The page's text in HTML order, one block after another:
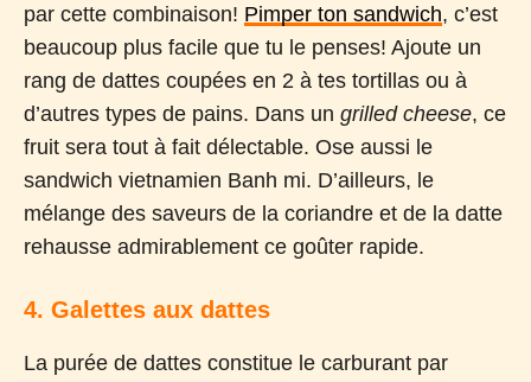
par cette combinaison! Pimper ton sandwich, c’est
beaucoup plus facile que tu le penses! Ajoute un
rang de dattes coupées en 2 à tes tortillas ou à
d’autres types de pains. Dans un grilled cheese, ce
fruit sera tout à fait délectable. Ose aussi le
sandwich vietnamien Banh mi. D’ailleurs, le
mélange des saveurs de la coriandre et de la datte
rehausse admirablement ce goûter rapide.
4. Galettes aux dattes
La purée de dattes constitue le carburant par